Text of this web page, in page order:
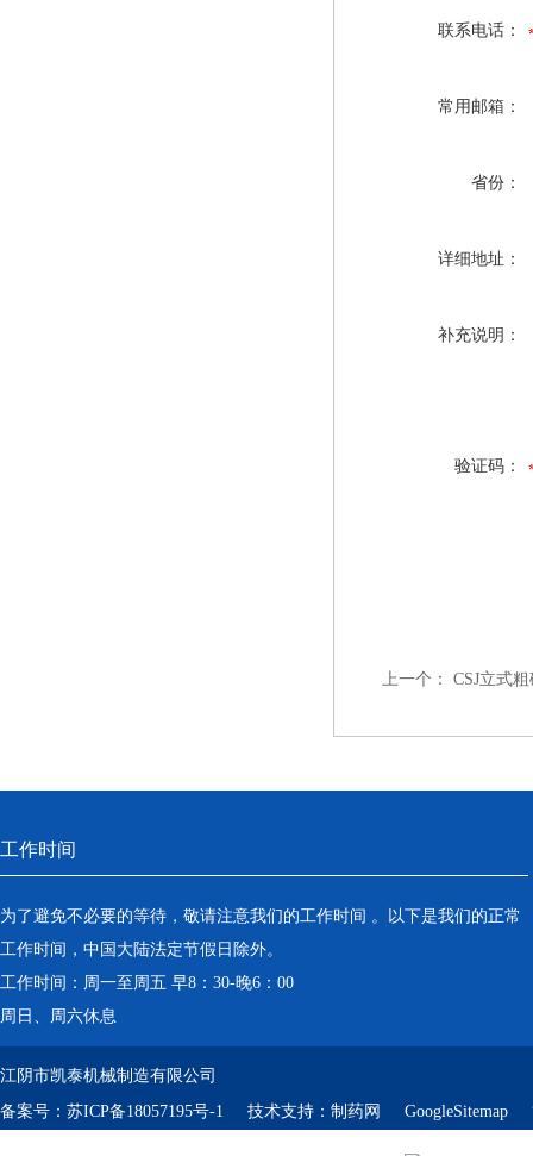
联系电话：
常用邮箱：
省份：
详细地址：
补充说明：
验证码：
上一个： CSJ立式
工作时间
为了避免不必要的等待，敬请注意我们的工作时间 。以下是我们的正常
工作时间，中国大陆法定节假日除外。
工作时间：周一至周五 早8：30-晚6：00
周日、周六休息
江阴市凯泰机械制造有限公司
备案号： 苏ICP备18057195号-1 技术支持： 制药网 GoogleSitemap